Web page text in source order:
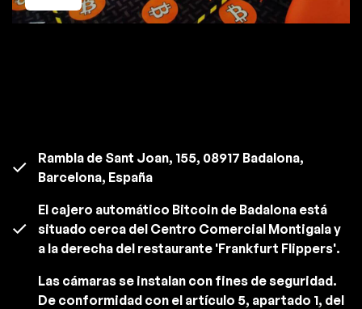
Rambla de Sant Joan, 155, 08917 Badalona,
Barcelona, España
El cajero automático Bitcoin de Badalona está
situado cerca del Centro Comercial Montigala y
a la derecha del restaurante 'Frankfurt Flippers'.
Las cámaras se instalan con fines de seguridad.
De conformidad con el artículo 5, apartado 1, del